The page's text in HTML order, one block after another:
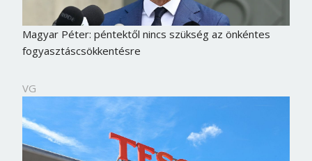
Magyar Péter: péntektől nincs szükség az önkéntes
fogyasztáscsökkentésre
VG